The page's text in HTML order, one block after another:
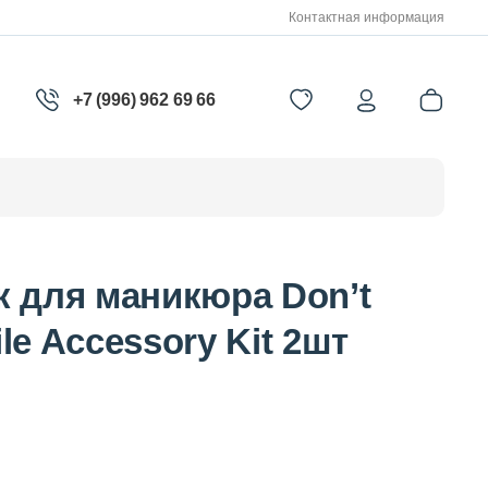
Контактная информация
+7 (996) 962 69 66
для маникюра Don’t
Accessory Kit 2шт